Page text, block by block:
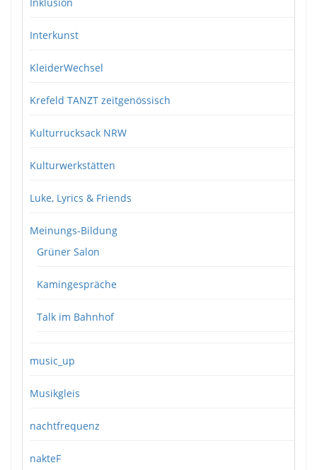
Interkunst
KleiderWechsel
Krefeld TANZT zeitgenössisch
Kulturrucksack NRW
Kulturwerkstätten
Luke, Lyrics & Friends
Meinungs-Bildung
Grüner Salon
Kamingespräche
Talk im Bahnhof
music_up
Musikgleis
nachtfrequenz
nakteF